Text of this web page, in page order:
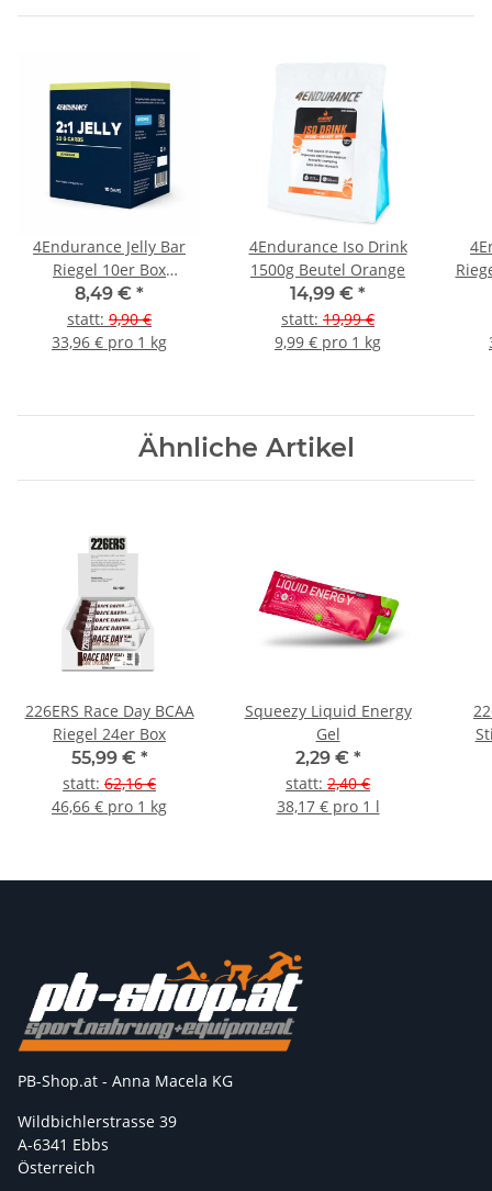
4Endurance Jelly Bar
Riegel 10er Box
gemischt
8,49 € *
statt: 9,90 €
33,96 € pro 1 kg
4Endurance Iso Drink
1500g Beutel Orange
14,99 € *
statt: 19,99 €
9,99 € pro 1 kg
Ähnliche Artikel
226ERS Race Day BCAA
Riegel 24er Box
55,99 € *
statt: 62,16 €
46,66 € pro 1 kg
Squeezy Liquid Energy
Gel
2,29 € *
statt: 2,40 €
38,17 € pro 1 l
PB-Shop.at - Anna Macela KG
Wildbichlerstrasse 39
A-6341 Ebbs
Österreich